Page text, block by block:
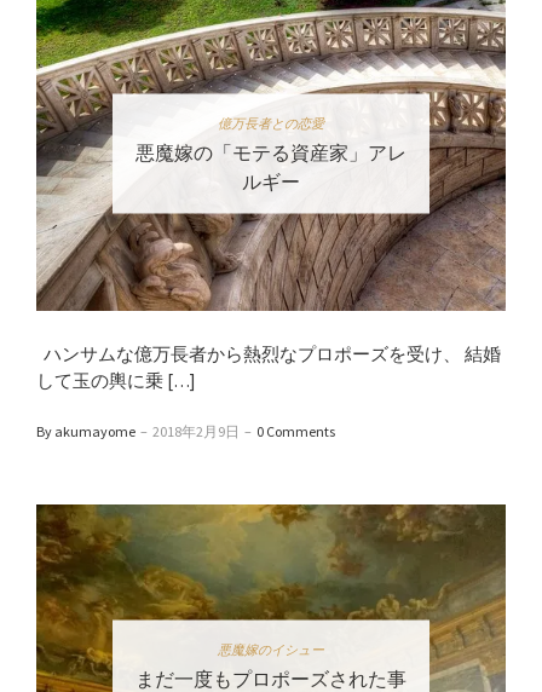
億万長者との恋愛
悪魔嫁の「モテる資産家」アレ
ルギー
ハンサムな億万長者から熱烈なプロポーズを受け、 結婚
して玉の輿に乗 […]
By akumayome – 2018年2月9日 – 0 Comments
悪魔嫁のイシュー
まだ一度もプロポーズされた事